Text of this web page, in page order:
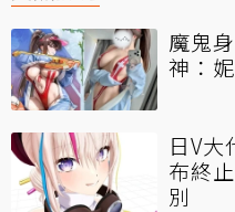
魔鬼
神：
日V
布終
別